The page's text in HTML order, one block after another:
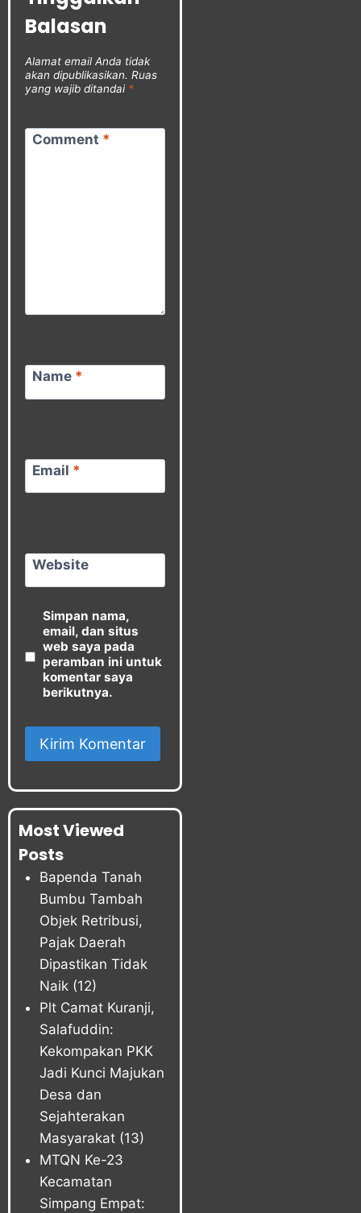
Balasan
Alamat email Anda tidak
akan dipublikasikan. Ruas
yang wajib ditandai *
Comment *
Name *
Email *
Website
Simpan nama,
email, dan situs
web saya pada
peramban ini untuk
komentar saya
berikutnya.
Most Viewed
Posts
Bapenda Tanah
Bumbu Tambah
Objek Retribusi,
Pajak Daerah
Dipastikan Tidak
Naik (12)
Plt Camat Kuranji,
Salafuddin:
Kekompakan PKK
Jadi Kunci Majukan
Desa dan
Sejahterakan
Masyarakat (13)
MTQN Ke-23
Kecamatan
Simpang Empat: